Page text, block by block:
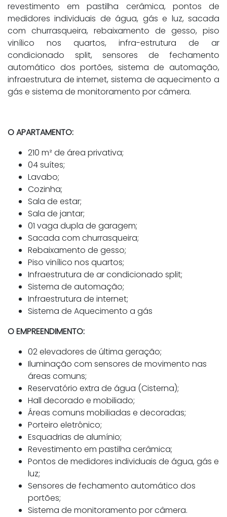
revestimento em pastilha cerâmica, pontos de
medidores individuais de água, gás e luz, sacada
com churrasqueira, rebaixamento de gesso, piso
vinílico nos quartos, infra-estrutura de ar
condicionado split, sensores de fechamento
automático dos portões, sistema de automação,
infraestrutura de internet, sistema de aquecimento a
gás e sistema de monitoramento por câmera.
O APARTAMENTO:
210 m² de área privativa;
04 suítes;
Lavabo;
Cozinha;
Sala de estar;
Sala de jantar;
01 vaga dupla de garagem;
Sacada com churrasqueira;
Rebaixamento de gesso;
Piso vinílico nos quartos;
Infraestrutura de ar condicionado split;
Sistema de automação;
Infraestrutura de internet;
Sistema de Aquecimento a gás
O EMPREENDIMENTO:
02 elevadores de última geração;
Iluminação com sensores de movimento nas
áreas comuns;
Reservatório extra de água (Cisterna);
Hall decorado e mobiliado;
Áreas comuns mobiliadas e decoradas;
Porteiro eletrônico;
Esquadrias de alumínio;
Revestimento em pastilha cerâmica;
Pontos de medidores individuais de água, gás e
luz;
Sensores de fechamento automático dos
portões;
Sistema de monitoramento por câmera.